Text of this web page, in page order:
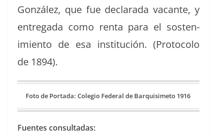
González, que fue declar­a­da vacante, y
entre­ga­da como renta para el sosten­
imien­to de esa insti­tu­ción. (Pro­to­co­lo
de 1894).
Foto de Por­ta­da: Cole­gio Fed­er­al de Bar­quisime­to 1916
Fuentes con­sul­tadas: